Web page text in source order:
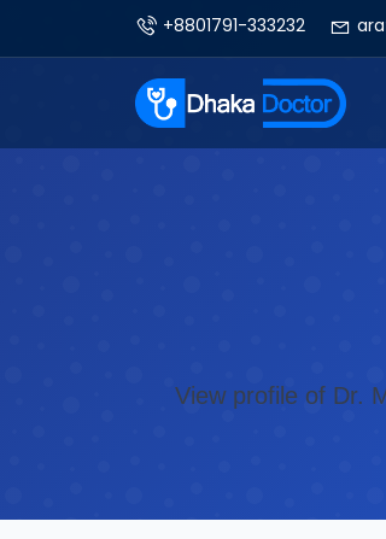
+8801791-333232
View profile of Dr.